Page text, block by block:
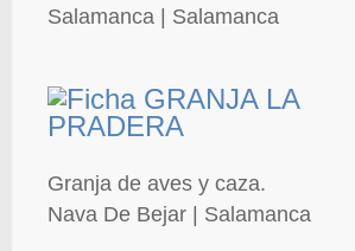
Salamanca | Salamanca
Granja de aves y caza.
Nava De Bejar | Salamanca